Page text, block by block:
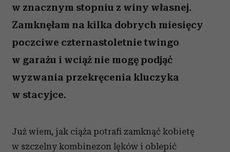
w znacznym stopniu z winy własnej.
Zamknęłam na kilka dobrych miesięcy
poczciwe czternastoletnie twingo
w garażu i wciąż nie mogę podjąć
wyzwania przekręcenia kluczyka
w stacyjce.
Już wiem, jak ciąża potrafi zamknąć kobietę
w szczelny kombinezon lęków i oblepić